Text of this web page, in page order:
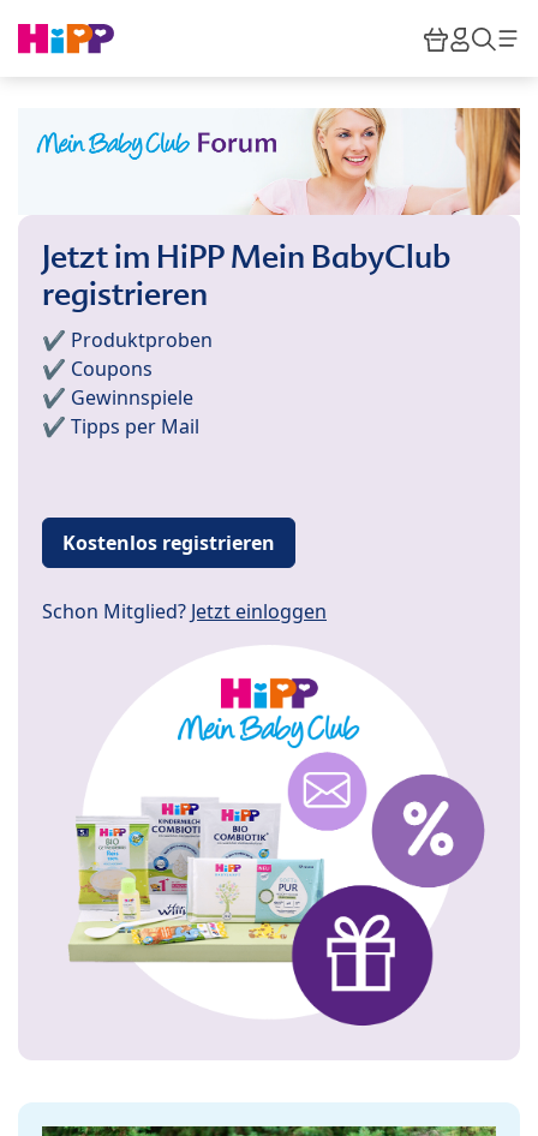
HiPP
Jetzt im HiPP Mein BabyClub
registrieren
✔️ Produktproben
✔️ Coupons
✔️ Gewinnspiele
✔️ Tipps per Mail
Kostenlos registrieren
Schon Mitglied? Jetzt einloggen